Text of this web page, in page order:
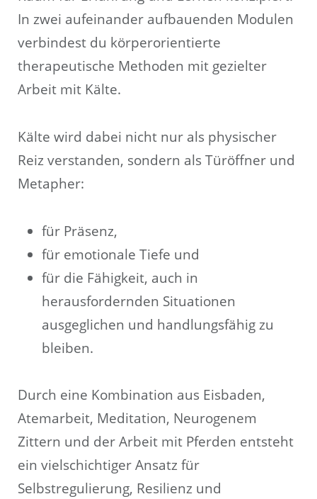
In zwei aufeinander aufbauenden Modulen
verbindest du körperorientierte
therapeutische Methoden mit gezielter
Arbeit mit Kälte.
Kälte wird dabei nicht nur als physischer
Reiz verstanden, sondern als Türöffner und
Metapher:
für Präsenz,
für emotionale Tiefe und
für die Fähigkeit, auch in
herausfordernden Situationen
ausgeglichen und handlungsfähig zu
bleiben.
Durch eine Kombination aus Eisbaden,
Atemarbeit, Meditation, Neurogenem
Zittern und der Arbeit mit Pferden entsteht
ein vielschichtiger Ansatz für
Selbstregulierung, Resilienz und